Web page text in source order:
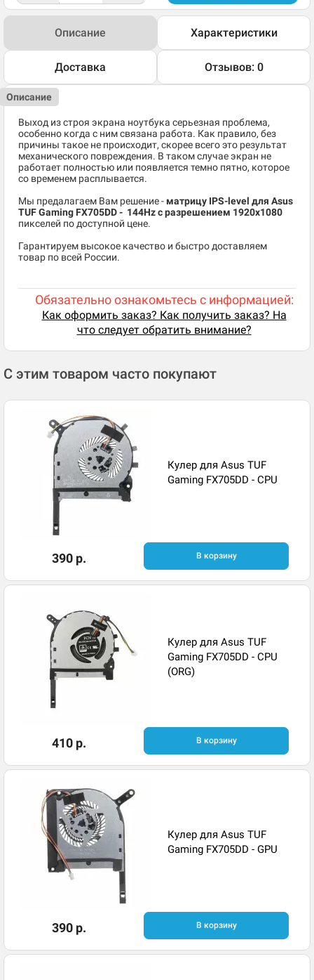
Описание Характеристики
Доставка Отзывов: 0
Описание
Выход из строя экрана ноутбука серьезная проблема,
особенно когда с ним связана работа. Как правило, без
причины такое не происходит, скорее всего это результат
механического повреждения. В таком случае экран не
работает полностью или появляется темно пятно, которое
со временем расплывается.
Мы предалагаем Вам решение - матрицу IPS-level для Asus
TUF Gaming FX705DD - 144Hz c разрешением 1920x1080
пикселей по доступной цене.
Гарантируем высокое качество и быстро доставляем
товар по всей России.
Обязательно ознакомьтесь с информацией:
Как оформить заказ? Как получить заказ? На
что следует обратить внимание?
С этим товаром часто покупают
Кулер для Asus TUF
Gaming FX705DD - CPU
390 р. В корзину
Кулер для Asus TUF
Gaming FX705DD - CPU
(ORG)
410 р. В корзину
Кулер для Asus TUF
Gaming FX705DD - GPU
390 р. В корзину